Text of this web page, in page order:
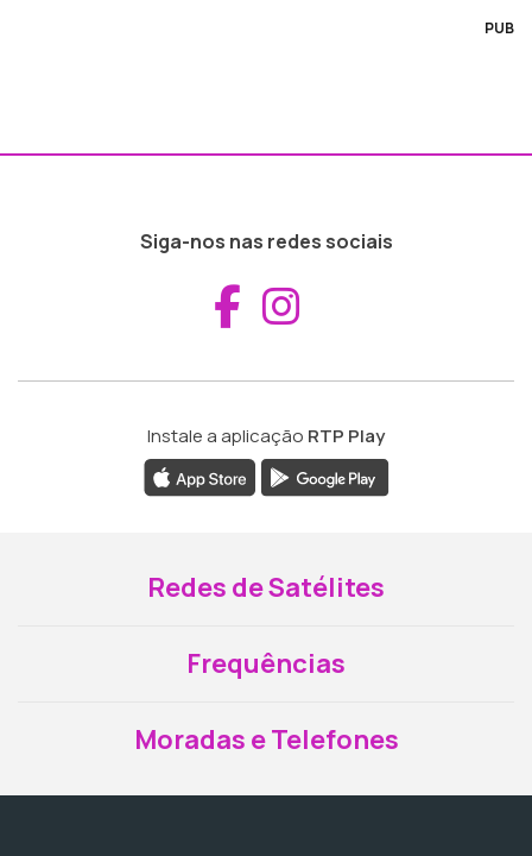
PUB
Siga-nos nas redes sociais
Aceder ao
Instale a aplicação RTP Play
Redes de Satélites
Frequências
Moradas e Telefones